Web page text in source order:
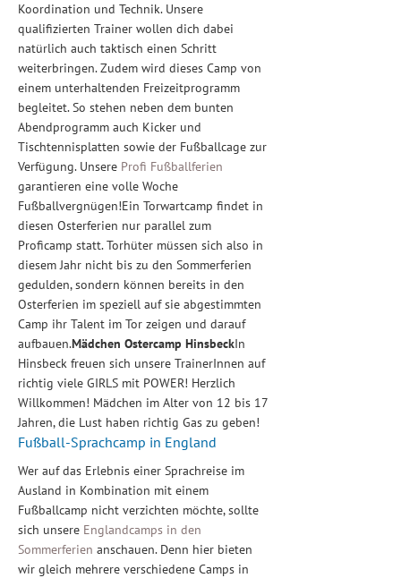
Koordination und Technik. Unsere
qualifizierten Trainer wollen dich dabei
natürlich auch taktisch einen Schritt
weiterbringen. Zudem wird dieses Camp von
einem unterhaltenden Freizeitprogramm
begleitet. So stehen neben dem bunten
Abendprogramm auch Kicker und
Tischtennisplatten sowie der Fußballcage zur
Verfügung. Unsere Profi Fußballferien
garantieren eine volle Woche
Fußballvergnügen!Ein Torwartcamp findet in
diesen Osterferien nur parallel zum
Proficamp statt. Torhüter müssen sich also in
diesem Jahr nicht bis zu den Sommerferien
gedulden, sondern können bereits in den
Osterferien im speziell auf sie abgestimmten
Camp ihr Talent im Tor zeigen und darauf
aufbauen.Mädchen Ostercamp HinsbeckIn
Hinsbeck freuen sich unsere TrainerInnen auf
richtig viele GIRLS mit POWER! Herzlich
Willkommen! Mädchen im Alter von 12 bis 17
Jahren, die Lust haben richtig Gas zu geben!
Fußball-Sprachcamp in England
Wer auf das Erlebnis einer Sprachreise im
Ausland in Kombination mit einem
Fußballcamp nicht verzichten möchte, sollte
sich unsere Englandcamps in den
Sommerferien anschauen. Denn hier bieten
wir gleich mehrere verschiedene Camps in